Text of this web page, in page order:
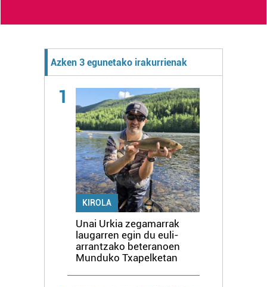
Azken 3 egunetako irakurrienak
1
KIROLA
Unai Urkia zegamarrak
laugarren egin du euli-
arrantzako beteranoen
Munduko Txapelketan